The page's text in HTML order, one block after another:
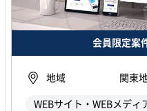
会員限定案
地域 関東
WEBサイト・WEBメディ